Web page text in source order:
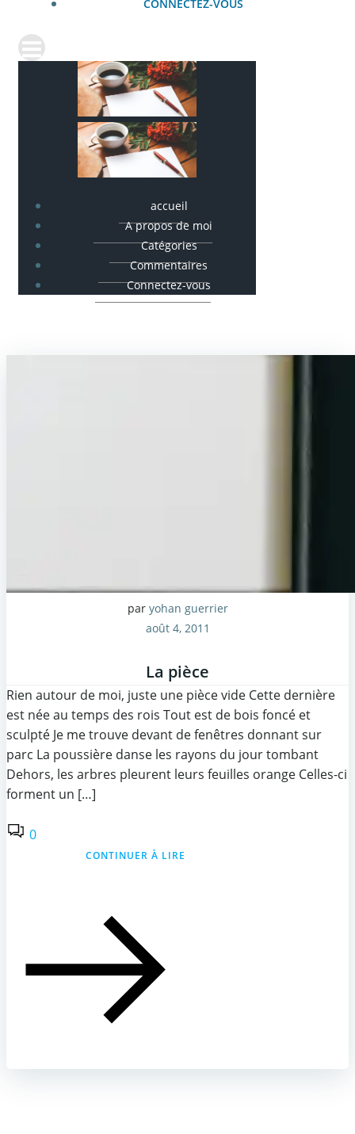
CONNECTEZ-VOUS
accueil
A propos de moi
Catégories
Commentaires
Connectez-vous
par yohan guerrier
août 4, 2011
La pièce
Rien autour de moi, juste une pièce vide Cette dernière
est née au temps des rois Tout est de bois foncé et
sculpté Je me trouve devant de fenêtres donnant sur
parc La poussière danse les rayons du jour tombant
Dehors, les arbres pleurent leurs feuilles orange Celles-ci
forment un […]
0
CONTINUER À LIRE